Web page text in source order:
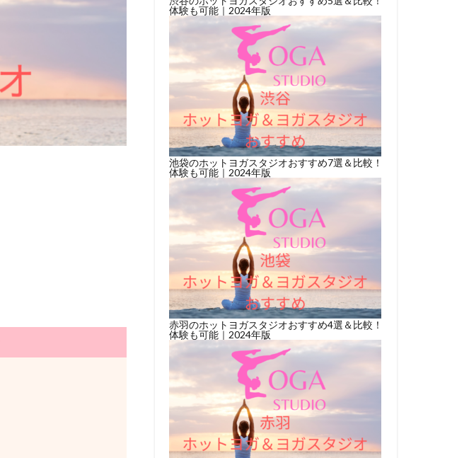
体験も可能｜2024年版
池袋のホットヨガスタジオおすすめ7選＆比較！
体験も可能｜2024年版
赤羽のホットヨガスタジオおすすめ4選＆比較！
体験も可能｜2024年版